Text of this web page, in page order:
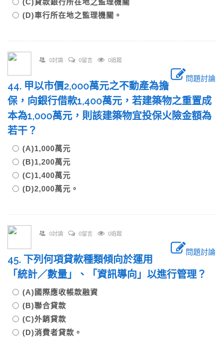
(C)貸款銀行所在地之監理機關
(D)車行所在地之監理機關。
0討論 0留言 0追蹤
問題討論
44. 甲以市價2,000萬元之不動產為擔
保，向銀行借款1,400萬元，若建築物之重置成
本為1,000萬元，則該建築物宜投保火險金額為
若干？
(A)1,000萬元
(B)1,200萬元
(C)1,400萬元
(D)2,000萬元。
0討論 0留言 0追蹤
問題討論
45. 下列何項貸款種類傾向於運用
「統計／數量」、「資訊導向」以進行管理？
(A)國際應收帳款融資
(B)聯合貸款
(C)外銷貸款
(D)消費者貸款。